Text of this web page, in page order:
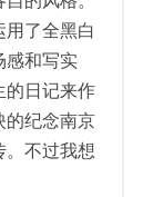
了全黑白
感和写实
的日记来作
的纪念南京
不过我想